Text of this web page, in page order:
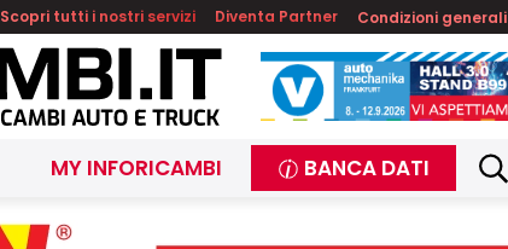
Scopri tutti i nostri servizi Diventa Partner Condizioni generali
MY INFORICAMBI BANCA DATI